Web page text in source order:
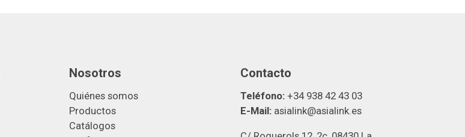
Nosotros
Quiénes somos
Productos
Catálogos
Contacto
Teléfono: +34 938 42 43 03
E-Mail: asialink@asialink.es